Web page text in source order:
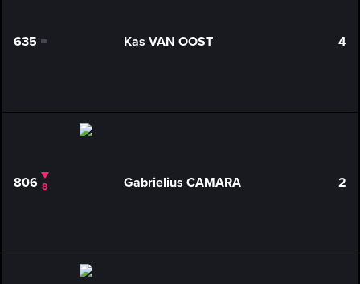
635 0 Kas VAN OOST 4
806 8 Gabrielius CAMARA 2